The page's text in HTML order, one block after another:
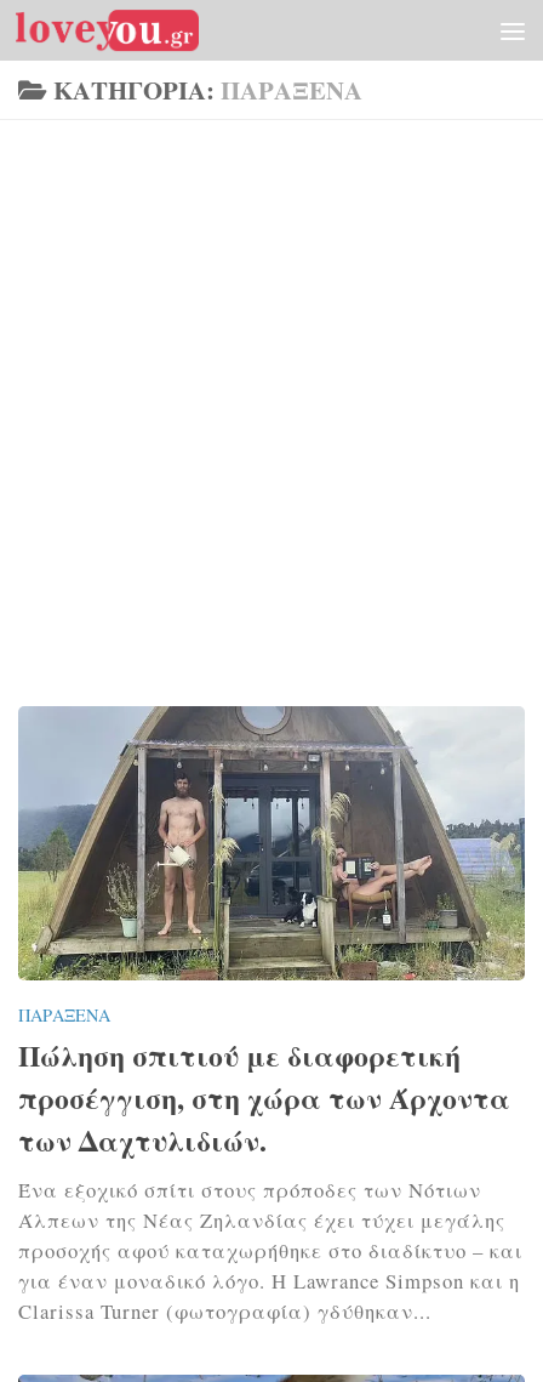
Skip to content
ΚΑΤΗΓΟΡΊΑ: ΠΑΡΆΞΕΝΑ
ΠΑΡΆΞΕΝΑ
Πώληση σπιτιού με διαφορετική
προσέγγιση, στη χώρα των Άρχοντα
των Δαχτυλιδιών.
Ένα εξοχικό σπίτι στους πρόποδες των Νότιων
Άλπεων της Νέας Ζηλανδίας έχει τύχει μεγάλης
προσοχής αφού καταχωρήθηκε στο διαδίκτυο – και
για έναν μοναδικό λόγο. Η Lawrance Simpson και η
Clarissa Turner (φωτογραφία) γδύθηκαν...